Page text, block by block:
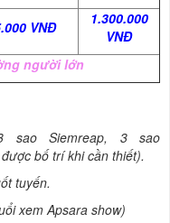
VNĐ
1.300.000
VNĐ
người lớn
Siemreap, 3 sao
bố trí khi cần thiết).
tuyến.
xem Apsara show)